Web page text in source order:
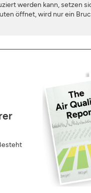
werden kann, setzen
öffnet, wird nur ein